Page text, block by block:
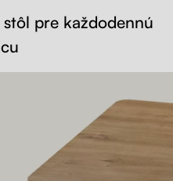
pre každodennú